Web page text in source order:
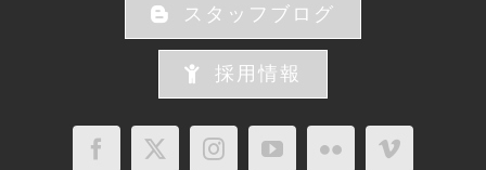
スタッフブログ
採用情報